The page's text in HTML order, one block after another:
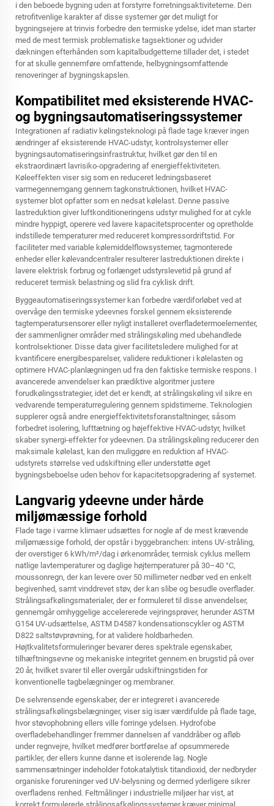
i den beboede bygning uden at forstyrre forretningsaktiviteterne. Den
retrofitvenlige karakter af disse systemer gør det muligt for
bygningsejere at trinvis forbedre den termiske ydelse, idet man starter
med de mest termisk problematiske tagsektioner og udvider
dækningen efterhånden som kapitalbudgetterne tillader det, i stedet
for at skulle gennemføre omfattende, helbygningsomfattende
renoveringer af bygningskapslen.
Kompatibilitet med eksisterende HVAC-
og bygningsautomatiseringssystemer
Integrationen af radiativ kølingsteknologi på flade tage kræver ingen
ændringer af eksisterende HVAC-udstyr, kontrolsystemer eller
bygningsautomatiseringsinfrastruktur, hvilket gør den til en
ekstraordinært lavrisiko-opgradering af energieffektiviteten.
Køleeffekten viser sig som en reduceret ledningsbaseret
varmegennemgang gennem tagkonstruktionen, hvilket HVAC-
systemer blot opfatter som en nedsat kølelast. Denne passive
lastreduktion giver luftkonditioneringens udstyr mulighed for at cykle
mindre hyppigt, operere ved lavere kapacitetsprocenter og opretholde
indstillede temperaturer med reduceret kompressordriftstid. For
faciliteter med variable kølemiddelflowsystemer, tagmonterede
enheder eller kølevandcentraler resulterer lastreduktionen direkte i
lavere elektrisk forbrug og forlænget udstyrslevetid på grund af
reduceret termisk belastning og slid fra cyklisk drift.
Byggeautomatiseringssystemer kan forbedre værdiforløbet ved at
overvåge den termiske ydeevnes forskel gennem eksisterende
tagtemperatursensorer eller nyligt installeret overfladetermoelementer,
der sammenligner områder med strålingskøling med ubehandlede
kontrolsektioner. Disse data giver facilitetsledere mulighed for at
kvantificere energibesparelser, validere reduktioner i kølelasten og
optimere HVAC-planlægningen ud fra den faktiske termiske respons. I
avancerede anvendelser kan prædiktive algoritmer justere
forudkølingsstrategier, idet det er kendt, at strålingskøling vil sikre en
vedvarende temperaturregulering gennem spidstimerne. Teknologien
supplerer også andre energieffektivitetsforanstaltninger, såsom
forbedret isolering, lufttætning og højeffektive HVAC-udstyr, hvilket
skaber synergi-effekter for ydeevnen. Da strålingskøling reducerer den
maksimale kølelast, kan den muliggøre en reduktion af HVAC-
udstyrets størrelse ved udskiftning eller understøtte øget
bygningsbeboelse uden behov for kapacitetsopgradering af systemet.
Langvarig ydeevne under hårde
miljømæssige forhold
Flade tage i varme klimaer udsættes for nogle af de mest krævende
miljømæssige forhold, der opstår i byggebranchen: intens UV-stråling,
der overstiger 6 kWh/m²/dag i ørkenområder, termisk cyklus mellem
natlige lavtemperaturer og daglige højtemperaturer på 30–40 °C,
moussonregn, der kan levere over 50 millimeter nedbør ved en enkelt
begivenhed, samt vinddrevet støv, der kan slibe og besudle overflader.
Strålingsafkølingsmaterialer, der er formuleret til disse anvendelser,
gennemgår omhyggelige accelererede vejringsprøver, herunder ASTM
G154 UV-udsættelse, ASTM D4587 kondensationscykler og ASTM
D822 saltstøvprøvning, for at validere holdbarheden.
Højtkvalitetsformuleringer bevarer deres spektrale egenskaber,
tilhæftningsevne og mekaniske integritet gennem en brugstid på over
20 år, hvilket svarer til eller overgår udskiftningstiden for
konventionelle tagbelægninger og membraner.
De selvrensende egenskaber, der er integreret i avancerede
strålingsafkølingsbelægninger, viser sig især værdifulde på flade tage,
hvor støvophobning ellers ville forringe ydelsen. Hydrofobe
overfladebehandlinger fremmer dannelsen af vanddråber og afløb
under regnvejre, hvilket medfører bortførelse af opsummerede
partikler, der ellers kunne danne et isolerende lag. Nogle
sammensætninger indeholder fotokatalytisk titandioxid, der nedbryder
organiske forureninger ved UV-belysning og dermed yderligere sikrer
overfladens renhed. Feltmålinger i industrielle miljøer har vist, at